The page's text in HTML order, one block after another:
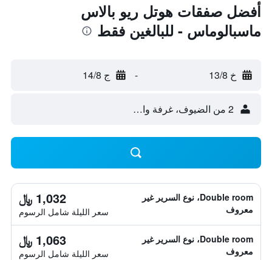
أفضل صفقات هوتل ريو بالاس
ماسبالوماس - للبالغين فقط
خ 13/8 - ج 14/8
2 من الضيوف، غرفة واحدة
Double room، نوع السرير غير
معروف
1,032 ﷼
سعر الليلة شامل الرسوم
Double room، نوع السرير غير
معروف
1,063 ﷼
سعر الليلة شامل الرسوم